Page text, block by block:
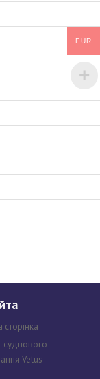
сторінка
суднового
Vetus
EUR